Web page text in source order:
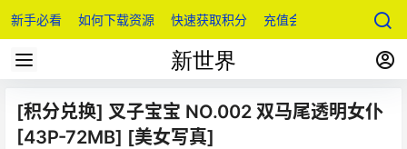
新手必看 如何下载资源 快速获取积分 充值会员
[积分兑换] 叉子宝宝 NO.002 双马尾透明女仆
[43P-72MB] [美女写真]